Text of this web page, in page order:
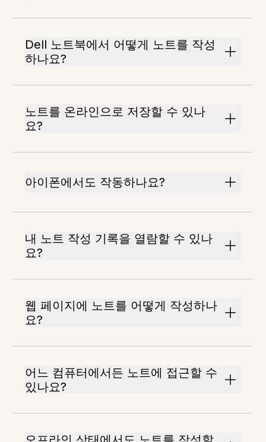
Dell 노트북에서 어떻게 노트를 작성
하나요?
노트를 온라인으로 저장할 수 있나
요?
아이폰에서도 작동하나요?
내 노트 작성 기록을 열람할 수 있나
요?
웹 페이지에 노트를 어떻게 작성하나
요?
어느 컴퓨터에서든 노트에 접근할 수
있나요?